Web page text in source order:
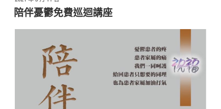
佈
於
陪伴憂鬱免費巡迴講座